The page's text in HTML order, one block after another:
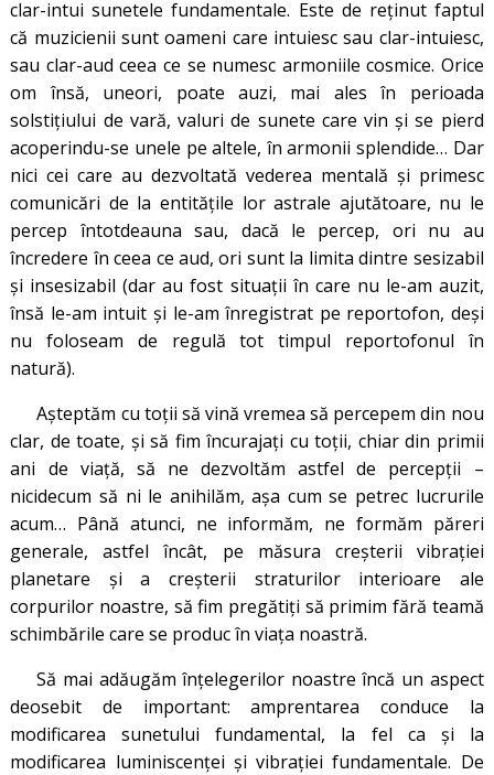
clar-intui sunetele fundamentale. Este de reținut faptul
că muzicienii sunt oameni care intuiesc sau clar-intuiesc,
sau clar-aud ceea ce se numesc armoniile cosmice. Orice
om însă, uneori, poate auzi, mai ales în perioada
solstiţiului de vară, valuri de sunete care vin şi se pierd
acoperindu-se unele pe altele, în armonii splendide… Dar
nici cei care au dezvoltată vederea mentală şi primesc
comunicări de la entităţile lor astrale ajutătoare, nu le
percep întotdeauna sau, dacă le percep, ori nu au
încredere în ceea ce aud, ori sunt la limita dintre sesizabil
şi insesizabil (dar au fost situaţii în care nu le-am auzit,
însă le-am intuit și le-am înregistrat pe reportofon, deși
nu foloseam de regulă tot timpul reportofonul în
natură).
Aşteptăm cu toţii să vină vremea să percepem din nou
clar, de toate, şi să fim încurajaţi cu toţii, chiar din primii
ani de viaţă, să ne dezvoltăm astfel de percepţii –
nicidecum să ni le anihilăm, aşa cum se petrec lucrurile
acum… Până atunci, ne informăm, ne formăm păreri
generale, astfel încât, pe măsura creşterii vibraţiei
planetare şi a creşterii straturilor interioare ale
corpurilor noastre, să fim pregătiţi să primim fără teamă
schimbările care se produc în viaţa noastră.
Să mai adăugăm înţelegerilor noastre încă un aspect
deosebit de important: amprentarea conduce la
modificarea sunetului fundamental, la fel ca şi la
modificarea luminiscenţei şi vibraţiei fundamentale. De